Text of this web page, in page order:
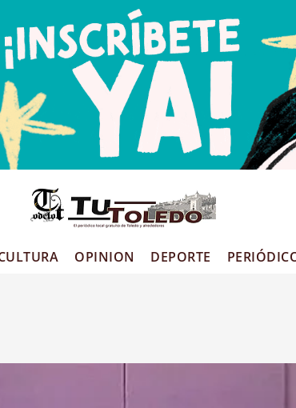
OPINION DEPORTE